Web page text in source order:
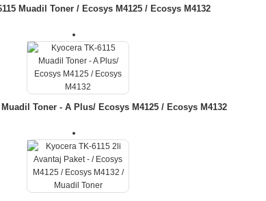
Muadil Toner / Ecosys M4125 / Ecosys M4132
Muadil Toner - A Plus/ Ecosys M4125 / Ecosys M4132